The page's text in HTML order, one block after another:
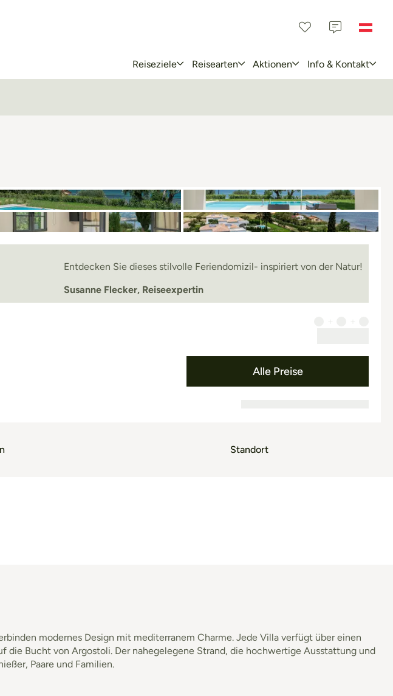
Reiseziele Reisearten Aktionen Info & Kontakt
Entdecken Sie dieses stilvolle Feriendomizil- inspiriert von der Natur!
Susanne Flecker, Reiseexpertin
Alle Preise
Standort
modernes Design mit mediterranem Charme. Jede Villa verfügt über einen
Bucht von Argostoli. Der nahegelegene Strand, die hochwertige Ausstattung und
Paare und Familien.